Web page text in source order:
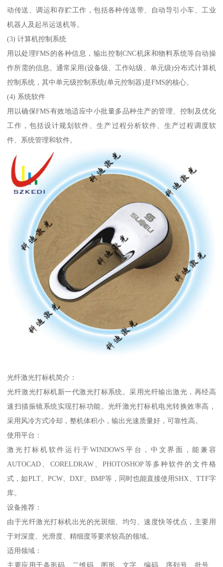
动传送、调运和存贮工作，包括各种传送带、自动导引小车、工业
机器人及起吊运送机等。
(3) 计算机控制系统
用以处理FMS的各种信息，输出控制CNC机床和物料系统等自动操
作所需的信息。通常采用(设备级、工作站级、单元级)分布式计算机
控制系统，其中单元级控制系统(单元控制器)是FMS的核心。
(4) 系统软件
用以确保FMS有效地适应中小批量多品种生产的管理、控制及优化
工作，包括设计规划软件、生产过程分析软件、生产过程调度软
件、系统管理和软件。
光纤激光打标机简介：
光纤激光打标机新一代激光打标系统。采用光纤输出激光，再经高
速扫描振镜系统实现打标功能。光纤激光打标机电光转换效率高，
采用风冷方式冷却，整机体积小，输出光速质量好，可靠性高。
使用平台：
激光打标机软件运行于WINDOWS平台，中文界面，能兼容
AUTOCAD、CORELDRAW、PHOTOSHOP等多种软件的文件格
式，如PLT、PCW、DXF、BMP等，同时也能直接使用SHX、TTF字
库。
设备推荐：
由于光纤激光打标机出光的光斑细、均匀、速度快等优点，主要用
于对深度、光滑度、精细度等要求较高的领域。
适用领域：
主要应用于条形码、二维码、图形、文字、编码、序列号、批号、